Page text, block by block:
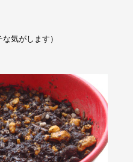
気がします）